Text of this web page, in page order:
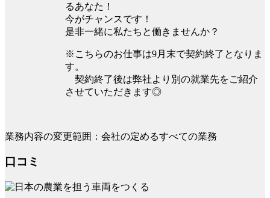
るあなた！
今がチャンスです！
是非一緒に私たちと働きませんか？
※こちらのお仕事は9月末で契約終了となりま
す。
契約終了後は弊社より別の就業先をご紹介
させていただきます◎
業務内容の変更範囲：会社の定めるすべての業務
口コミ